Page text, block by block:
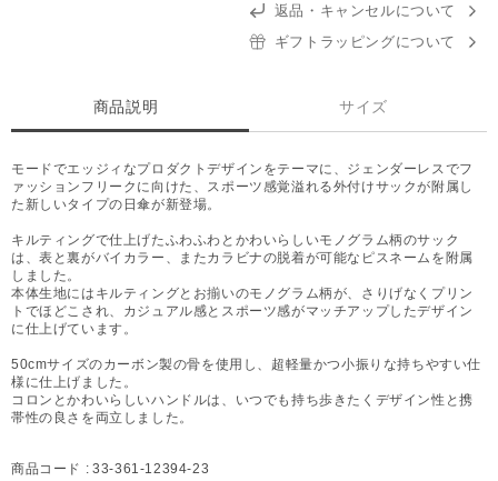
返品・キャンセルについて
ギフトラッピングについて
商品説明 サイズ
モードでエッジィなプロダクトデザインをテーマに、ジェンダーレスでフ
ァッションフリークに向けた、スポーツ感覚溢れる外付けサックが附属し
た新しいタイプの日傘が新登場。
キルティングで仕上げたふわふわとかわいらしいモノグラム柄のサック
は、表と裏がバイカラー、またカラビナの脱着が可能なピスネームを附属
しました。
本体生地にはキルティングとお揃いのモノグラム柄が、さりげなくプリン
トでほどこされ、カジュアル感とスポーツ感がマッチアップしたデザイン
に仕上げています。
50cmサイズのカーボン製の骨を使用し、超軽量かつ小振りな持ちやすい仕
様に仕上げました。
コロンとかわいらしいハンドルは、いつでも持ち歩きたくデザイン性と携
帯性の良さを両立しました。
商品コード : 33-361-12394-23